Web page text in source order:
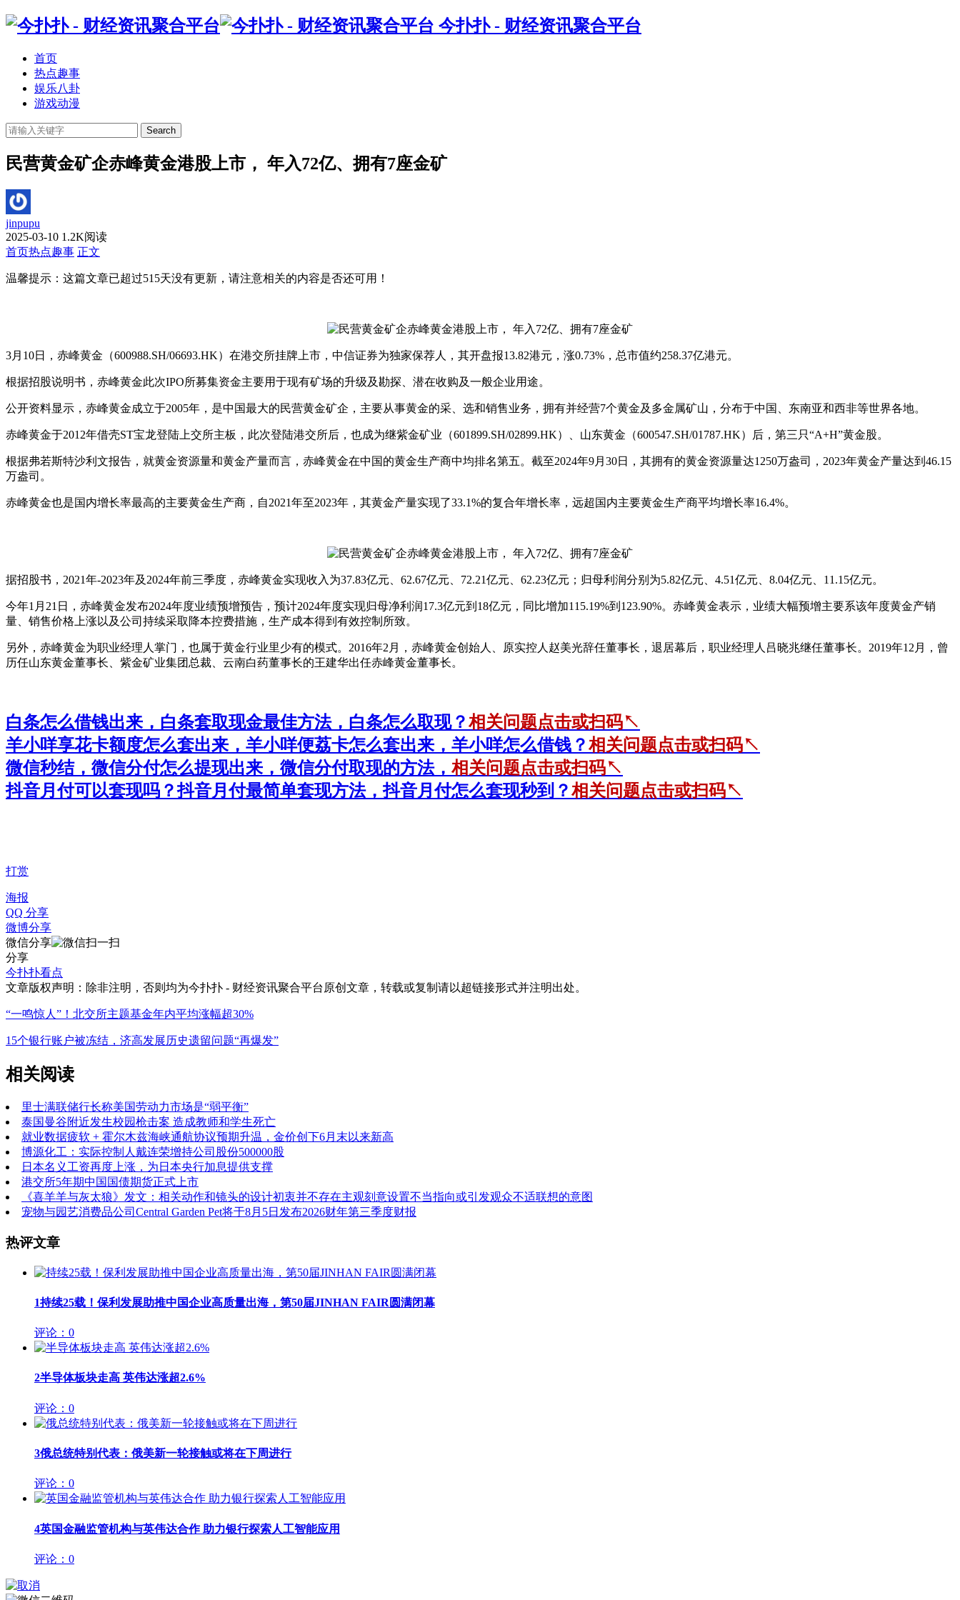
今扑扑 - 财经资讯聚合平台
首页
热点趣事
娱乐八卦
游戏动漫
Search
民营黄金矿企赤峰黄金港股上市， 年入72亿、拥有7座金矿
jinpupu
2025-03-10 1.2K阅读
首页热点趣事 正文
温馨提示：这篇文章已超过515天没有更新，请注意相关的内容是否还可用！
3月10日，赤峰黄金（600988.SH/06693.HK）在港交所挂牌上市，中信证券为独家保荐人，其开盘报13.82港元，涨0.73%，总市值约258.37亿港元。
根据招股说明书，赤峰黄金此次IPO所募集资金主要用于现有矿场的升级及勘探、潜在收购及一般企业用途。
公开资料显示，赤峰黄金成立于2005年，是中国最大的民营黄金矿企，主要从事黄金的采、选和销售业务，拥有并经营7个黄金及多金属矿山，分布于中国、东南亚和西非等世界各地。
赤峰黄金于2012年借壳ST宝龙登陆上交所主板，此次登陆港交所后，也成为继紫金矿业（601899.SH/02899.HK）、山东黄金（600547.SH/01787.HK）后，第三只“A+H”黄金股。
根据弗若斯特沙利文报告，就黄金资源量和黄金产量而言，赤峰黄金在中国的黄金生产商中均排名第五。截至2024年9月30日，其拥有的黄金资源量达1250万盎司，2023年黄金产量达到46.15
万盎司。
赤峰黄金也是国内增长率最高的主要黄金生产商，自2021年至2023年，其黄金产量实现了33.1%的复合年增长率，远超国内主要黄金生产商平均增长率16.4%。
据招股书，2021年-2023年及2024年前三季度，赤峰黄金实现收入为37.83亿元、62.67亿元、72.21亿元、62.23亿元；归母利润分别为5.82亿元、4.51亿元、8.04亿元、11.15亿元。
今年1月21日，赤峰黄金发布2024年度业绩预增预告，预计2024年度实现归母净利润17.3亿元到18亿元，同比增加115.19%到123.90%。赤峰黄金表示，业绩大幅预增主要系该年度黄金产销
量、销售价格上涨以及公司持续采取降本控费措施，生产成本得到有效控制所致。
另外，赤峰黄金为职业经理人掌门，也属于黄金行业里少有的模式。2016年2月，赤峰黄金创始人、原实控人赵美光辞任董事长，退居幕后，职业经理人吕晓兆继任董事长。2019年12月，曾
历任山东黄金董事长、紫金矿业集团总裁、云南白药董事长的王建华出任赤峰黄金董事长。
白条怎么借钱出来，白条套取现金最佳方法，白条怎么取现？相关问题点击或扫码↖
羊小咩享花卡额度怎么套出来，羊小咩便荔卡怎么套出来，羊小咩怎么借钱？相关问题点击或扫码↖
微信秒结，微信分付怎么提现出来，微信分付取现的方法， 相关问题点击或扫码↖
抖音月付可以套现吗？抖音月付最简单套现方法，抖音月付怎么套现秒到？相关问题点击或扫码↖
打赏
海报
QQ 分享
微博分享
微信分享
分享
今扑扑看点
文章版权声明：除非注明，否则均为今扑扑 - 财经资讯聚合平台原创文章，转载或复制请以超链接形式并注明出处。
“一鸣惊人”！北交所主题基金年内平均涨幅超30%
15个银行账户被冻结，济高发展历史遗留问题“再爆发”
相关阅读
里士满联储行长称美国劳动力市场是“弱平衡”
泰国曼谷附近发生校园枪击案 造成教师和学生死亡
就业数据疲软 + 霍尔木兹海峡通航协议预期升温，金价创下6月末以来新高
博源化工：实际控制人戴连荣增持公司股份500000股
日本名义工资再度上涨，为日本央行加息提供支撑
港交所5年期中国国债期货正式上市
《喜羊羊与灰太狼》发文：相关动作和镜头的设计初衷并不存在主观刻意设置不当指向或引发观众不适联想的意图
宠物与园艺消费品公司Central Garden Pet将于8月5日发布2026财年第三季度财报
热评文章
1持续25载！保利发展助推中国企业高质量出海，第50届JINHAN FAIR圆满闭幕
评论：0
2半导体板块走高 英伟达涨超2.6%
评论：0
3俄总统特别代表：俄美新一轮接触或将在下周进行
评论：0
4英国金融监管机构与英伟达合作 助力银行探索人工智能应用
评论：0